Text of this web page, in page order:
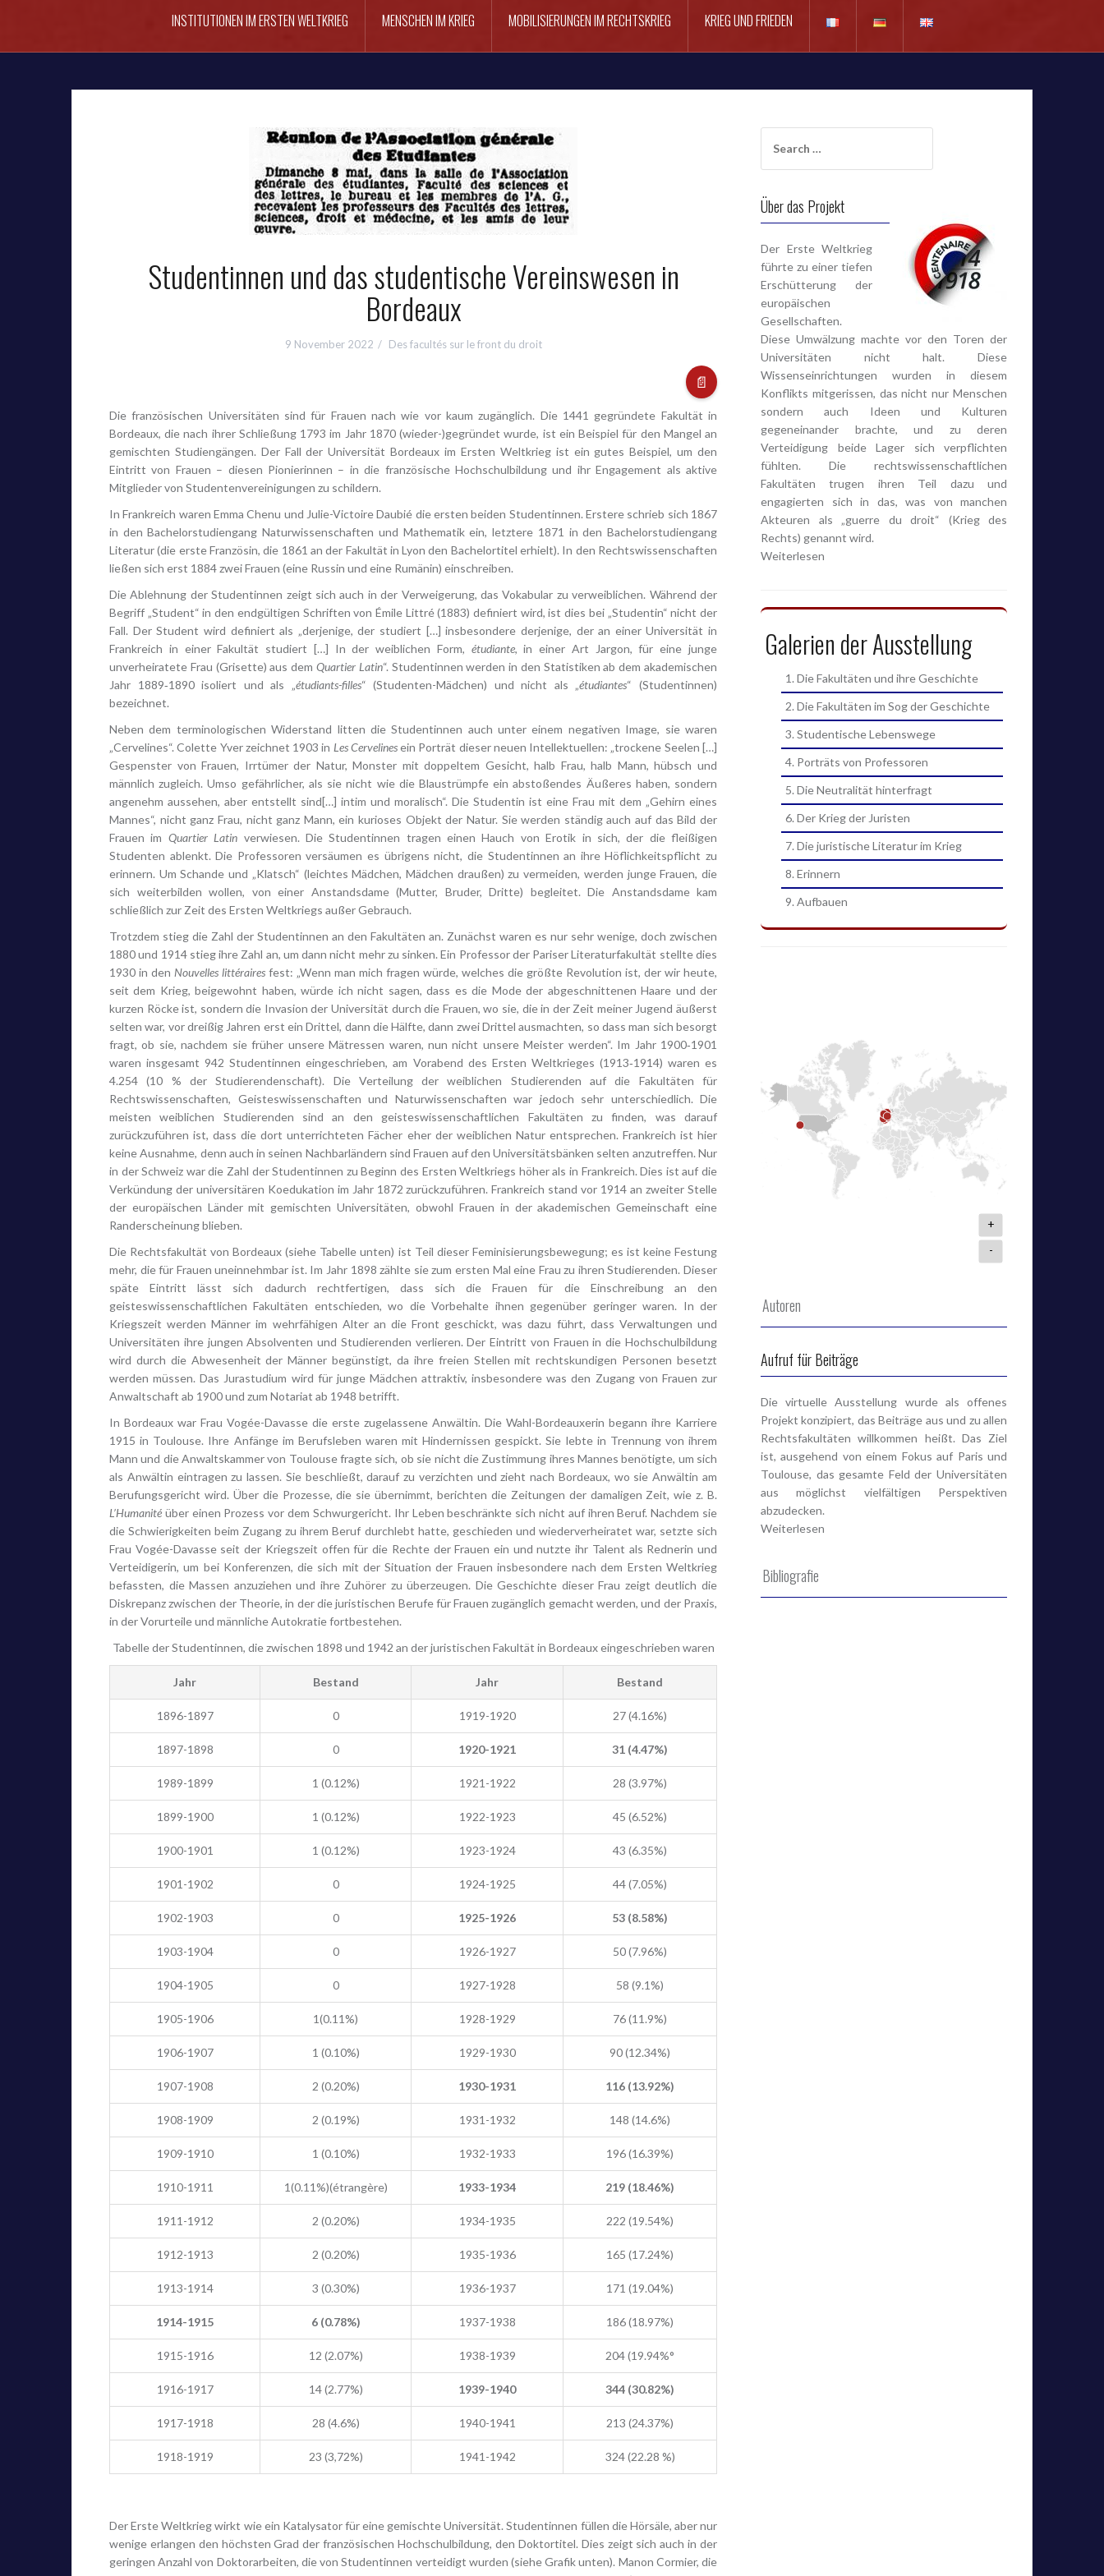
INSTITUTIONEN IM ERSTEN WELTKRIEG MENSCHEN IM KRIEG MOBILISIERUNGEN IM RECHTSKRIEG KRIEG UND FRIEDEN
Studentinnen und das studentische Vereinswesen in
Bordeaux
9 November 2022 Des facultés sur le front du droit
📄
Die französischen Universitäten sind für Frauen nach wie vor kaum zugänglich. Die 1441 gegründete Fakultät in
Bordeaux, die nach ihrer Schließung 1793 im Jahr 1870 (wieder-)gegründet wurde, ist ein Beispiel für den Mangel an
gemischten Studiengängen. Der Fall der Universität Bordeaux im Ersten Weltkrieg ist ein gutes Beispiel, um den
Eintritt von Frauen – diesen Pionierinnen – in die französische Hochschulbildung und ihr Engagement als aktive
Mitglieder von Studentenvereinigungen zu schildern.
In Frankreich waren Emma Chenu und Julie-Victoire Daubié die ersten beiden Studentinnen. Erstere schrieb sich 1867
in den Bachelorstudiengang Naturwissenschaften und Mathematik ein, letztere 1871 in den Bachelorstudiengang
Literatur (die erste Französin, die 1861 an der Fakultät in Lyon den Bachelortitel erhielt). In den Rechtswissenschaften
ließen sich erst 1884 zwei Frauen (eine Russin und eine Rumänin) einschreiben.
Die Ablehnung der Studentinnen zeigt sich auch in der Verweigerung, das Vokabular zu verweiblichen. Während der
Begriff „Student“ in den endgültigen Schriften von Émile Littré (1883) definiert wird, ist dies bei „Studentin“ nicht der
Fall. Der Student wird definiert als „derjenige, der studiert […] insbesondere derjenige, der an einer Universität in
Frankreich in einer Fakultät studiert […] In der weiblichen Form, étudiante, in einer Art Jargon, für eine junge
unverheiratete Frau (Grisette) aus dem Quartier Latin“. Studentinnen werden in den Statistiken ab dem akademischen
Jahr 1889‑1890 isoliert und als „étudiants-filles“ (Studenten-Mädchen) und nicht als „étudiantes“ (Studentinnen)
bezeichnet.
Neben dem terminologischen Widerstand litten die Studentinnen auch unter einem negativen Image, sie waren
„Cervelines“. Colette Yver zeichnet 1903 in Les Cervelinesein Porträt dieser neuen Intellektuellen: „trockene Seelen […]
Gespenster von Frauen, Irrtümer der Natur, Monster mit doppeltem Gesicht, halb Frau, halb Mann, hübsch und
männlich zugleich. Umso gefährlicher, als sie nicht wie die Blaustrümpfe ein abstoßendes Äußeres haben, sondern
angenehm aussehen, aber entstellt sind[…] intim und moralisch“. Die Studentin ist eine Frau mit dem „Gehirn eines
Mannes“, nicht ganz Frau, nicht ganz Mann, ein kurioses Objekt der Natur. Sie werden ständig auch auf das Bild der
Frauen im Quartier Latin verwiesen. Die Studentinnen tragen einen Hauch von Erotik in sich, der die fleißigen
Studenten ablenkt. Die Professoren versäumen es übrigens nicht, die Studentinnen an ihre Höflichkeitspflicht zu
erinnern. Um Schande und „Klatsch“ (leichtes Mädchen, Mädchen draußen) zu vermeiden, werden junge Frauen, die
sich weiterbilden wollen, von einer Anstandsdame (Mutter, Bruder, Dritte) begleitet. Die Anstandsdame kam
schließlich zur Zeit des Ersten Weltkriegs außer Gebrauch.
Trotzdem stieg die Zahl der Studentinnen an den Fakultäten an. Zunächst waren es nur sehr wenige, doch zwischen
1880 und 1914 stieg ihre Zahl an, um dann nicht mehr zu sinken. Ein Professor der Pariser Literaturfakultät stellte dies
1930 in den Nouvelles littéraires fest: „Wenn man mich fragen würde, welches die größte Revolution ist, der wir heute,
seit dem Krieg, beigewohnt haben, würde ich nicht sagen, dass es die Mode der abgeschnittenen Haare und der
kurzen Röcke ist, sondern die Invasion der Universität durch die Frauen, wo sie, die in der Zeit meiner Jugend äußerst
selten war, vor dreißig Jahren erst ein Drittel, dann die Hälfte, dann zwei Drittel ausmachten, so dass man sich besorgt
fragt, ob sie, nachdem sie früher unsere Mätressen waren, nun nicht unsere Meister werden“. Im Jahr 1900‑1901
waren insgesamt 942 Studentinnen eingeschrieben, am Vorabend des Ersten Weltkrieges (1913‑1914) waren es
4.254 (10 % der Studierendenschaft). Die Verteilung der weiblichen Studierenden auf die Fakultäten für
Rechtswissenschaften, Geisteswissenschaften und Naturwissenschaften war jedoch sehr unterschiedlich. Die
meisten weiblichen Studierenden sind an den geisteswissenschaftlichen Fakultäten zu finden, was darauf
zurückzuführen ist, dass die dort unterrichteten Fächer eher der weiblichen Natur entsprechen. Frankreich ist hier
keine Ausnahme, denn auch in seinen Nachbarländern sind Frauen auf den Universitätsbänken selten anzutreffen. Nur
in der Schweiz war die Zahl der Studentinnen zu Beginn des Ersten Weltkriegs höher als in Frankreich. Dies ist auf die
Verkündung der universitären Koedukation im Jahr 1872 zurückzuführen. Frankreich stand vor 1914 an zweiter Stelle
der europäischen Länder mit gemischten Universitäten, obwohl Frauen in der akademischen Gemeinschaft eine
Randerscheinung blieben.
Die Rechtsfakultät von Bordeaux (siehe Tabelle unten) ist Teil dieser Feminisierungsbewegung; es ist keine Festung
mehr, die für Frauen uneinnehmbar ist. Im Jahr 1898 zählte sie zum ersten Mal eine Frau zu ihren Studierenden. Dieser
späte Eintritt lässt sich dadurch rechtfertigen, dass sich die Frauen für die Einschreibung an den
geisteswissenschaftlichen Fakultäten entschieden, wo die Vorbehalte ihnen gegenüber geringer waren. In der
Kriegszeit werden Männer im wehrfähigen Alter an die Front geschickt, was dazu führt, dass Verwaltungen und
Universitäten ihre jungen Absolventen und Studierenden verlieren. Der Eintritt von Frauen in die Hochschulbildung
wird durch die Abwesenheit der Männer begünstigt, da ihre freien Stellen mit rechtskundigen Personen besetzt
werden müssen. Das Jurastudium wird für junge Mädchen attraktiv, insbesondere was den Zugang von Frauen zur
Anwaltschaft ab 1900 und zum Notariat ab 1948 betrifft.
In Bordeaux war Frau Vogée-Davasse die erste zugelassene Anwältin. Die Wahl-Bordeauxerin begann ihre Karriere
1915 in Toulouse. Ihre Anfänge im Berufsleben waren mit Hindernissen gespickt. Sie lebte in Trennung von ihrem
Mann und die Anwaltskammer von Toulouse fragte sich, ob sie nicht die Zustimmung ihres Mannes benötigte, um sich
als Anwältin eintragen zu lassen. Sie beschließt, darauf zu verzichten und zieht nach Bordeaux, wo sie Anwältin am
Berufungsgericht wird. Über die Prozesse, die sie übernimmt, berichten die Zeitungen der damaligen Zeit, wie z. B.
L’Humanité über einen Prozess vor dem Schwurgericht. Ihr Leben beschränkte sich nicht auf ihren Beruf. Nachdem sie
die Schwierigkeiten beim Zugang zu ihrem Beruf durchlebt hatte, geschieden und wiederverheiratet war, setzte sich
Frau Vogée-Davasse seit der Kriegszeit offen für die Rechte der Frauen ein und nutzte ihr Talent als Rednerin und
Verteidigerin, um bei Konferenzen, die sich mit der Situation der Frauen insbesondere nach dem Ersten Weltkrieg
befassten, die Massen anzuziehen und ihre Zuhörer zu überzeugen. Die Geschichte dieser Frau zeigt deutlich die
Diskrepanz zwischen der Theorie, in der die juristischen Berufe für Frauen zugänglich gemacht werden, und der Praxis,
in der Vorurteile und männliche Autokratie fortbestehen.
Tabelle der Studentinnen, die zwischen 1898 und 1942 an der juristischen Fakultät in Bordeaux eingeschrieben waren
Jahr Bestand Jahr Bestand
1896-1897 0 1919-1920 27 (4.16%)
1897-1898 0 1920-1921 31 (4.47%)
1989-1899 1 (0.12%) 1921-1922 28 (3.97%)
1899-1900 1 (0.12%) 1922-1923 45 (6.52%)
1900-1901 1 (0.12%) 1923-1924 43 (6.35%)
1901-1902 0 1924-1925 44 (7.05%)
1902-1903 0 1925-1926 53 (8.58%)
1903-1904 0 1926-1927 50 (7.96%)
1904-1905 0 1927-1928 58 (9.1%)
1905-1906 1(0.11%) 1928-1929 76 (11.9%)
1906-1907 1 (0.10%) 1929-1930 90 (12.34%)
1907-1908 2 (0.20%) 1930-1931 116 (13.92%)
1908-1909 2 (0.19%) 1931-1932 148 (14.6%)
1909-1910 1 (0.10%) 1932-1933 196 (16.39%)
1910-1911 1(0.11%)(étrangère) 1933-1934 219 (18.46%)
1911-1912 2 (0.20%) 1934-1935 222 (19.54%)
1912-1913 2 (0.20%) 1935-1936 165 (17.24%)
1913-1914 3 (0.30%) 1936-1937 171 (19.04%)
1914-1915 6 (0.78%) 1937-1938 186 (18.97%)
1915-1916 12 (2.07%) 1938-1939 204 (19.94%°
1916-1917 14 (2.77%) 1939-1940 344 (30.82%)
1917-1918 28 (4.6%) 1940-1941 213 (24.37%)
1918-1919 23 (3,72%) 1941-1942 324 (22.28 %)
Der Erste Weltkrieg wirkt wie ein Katalysator für eine gemischte Universität. Studentinnen füllen die Hörsäle, aber nur
wenige erlangen den höchsten Grad der französischen Hochschulbildung, den Doktortitel. Dies zeigt sich auch in der
geringen Anzahl von Doktorarbeiten, die von Studentinnen verteidigt wurden (siehe Grafik unten). Manon Cormier, die
for:
Über das Projekt
Der Erste Weltkrieg
führte zu einer tiefen
Erschütterung der
europäischen
Gesellschaften.
Diese Umwälzung machte vor den Toren der
Universitäten nicht halt. Diese
Wissenseinrichtungen wurden in diesem
Konflikts mitgerissen, das nicht nur Menschen
sondern auch Ideen und Kulturen
gegeneinander brachte, und zu deren
Verteidigung beide Lager sich verpflichten
fühlten. Die rechtswissenschaftlichen
Fakultäten trugen ihren Teil dazu und
engagierten sich in das, was von manchen
Akteuren als „guerre du droit“ (Krieg des
Rechts) genannt wird.
Weiterlesen
Galerien der Ausstellung
1. Die Fakultäten und ihre Geschichte
2. Die Fakultäten im Sog der Geschichte
3. Studentische Lebenswege
4. Porträts von Professoren
5. Die Neutralität hinterfragt
6. Der Krieg der Juristen
7. Die juristische Literatur im Krieg
8. Erinnern
9. Aufbauen
+
-
Autoren
Aufruf für Beiträge
Die virtuelle Ausstellung wurde als offenes
Projekt konzipiert, das Beiträge aus und zu allen
Rechtsfakultäten willkommen heißt. Das Ziel
ist, ausgehend von einem Fokus auf Paris und
Toulouse, das gesamte Feld der Universitäten
aus möglichst vielfältigen Perspektiven
abzudecken.
Weiterlesen
Bibliografie